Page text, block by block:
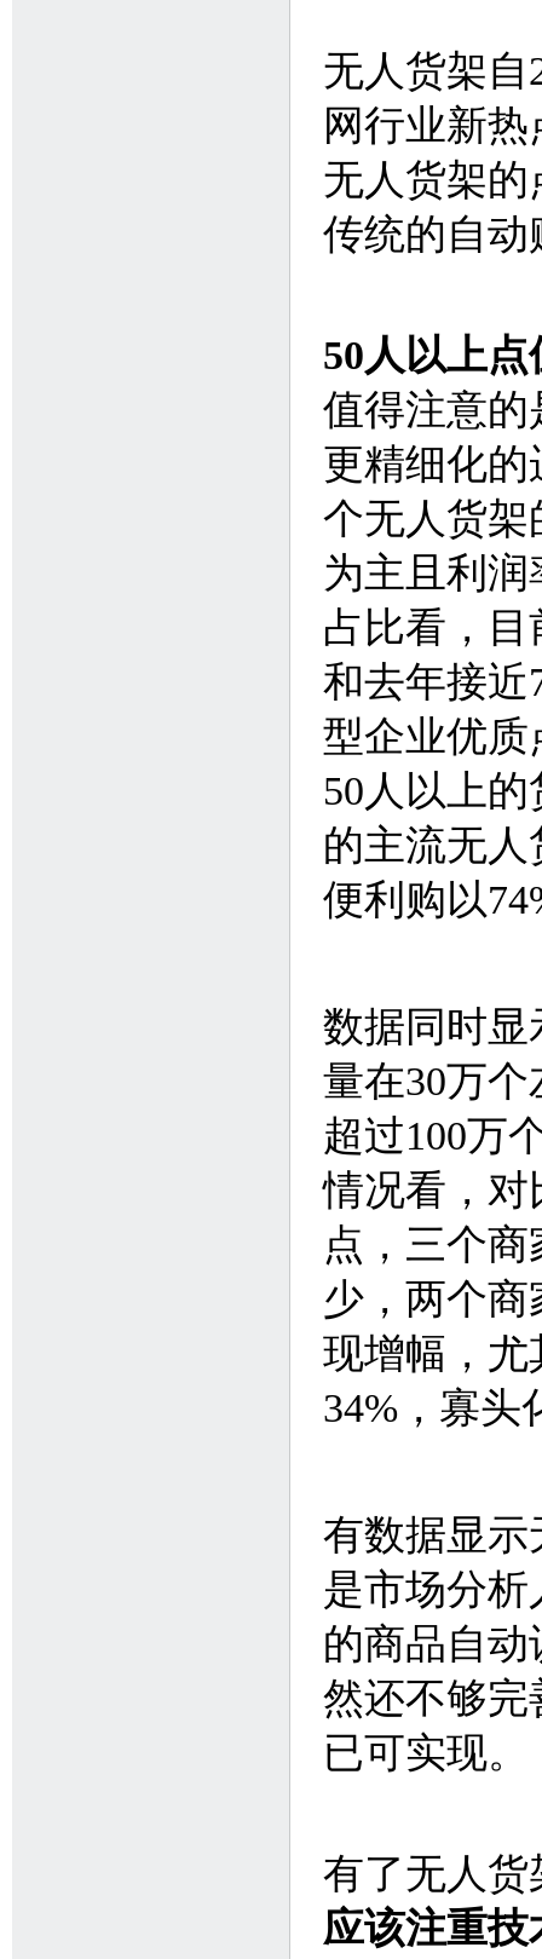
无人货架自
网行业新
无人货架
传统的自动
50人以上
值得注意的
更精细化的
个无人货架
为主且利
占比看，目
和去年接近
型企业优质
50人以上
的主流无
便利购以
数据同时显
量在30万
超过100万
情况看，对
点，三个
少，两个
现增幅，尤
34%，寡头
有数据显示
是市场分
的商品自
然还不够完
已可实现。
有了无人货
应该注重